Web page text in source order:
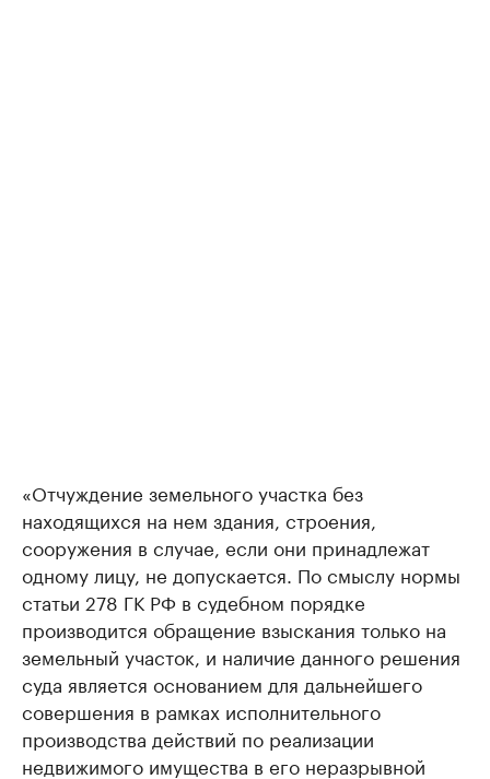
«Отчуждение земельного участка без
находящихся на нем здания, строения,
сооружения в случае, если они принадлежат
одному лицу, не допускается. По смыслу нормы
статьи 278 ГК РФ в судебном порядке
производится обращение взыскания только на
земельный участок, и наличие данного решения
суда является основанием для дальнейшего
совершения в рамках исполнительного
производства действий по реализации
недвижимого имущества в его неразрывной